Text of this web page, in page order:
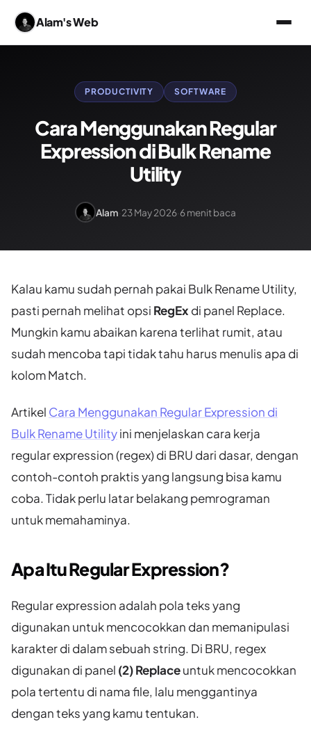
Alam's Web
PRODUCTIVITY SOFTWARE
Cara Menggunakan Regular
Expression di Bulk Rename
Utility
Alam 23 May 2026 6 menit baca
Kalau kamu sudah pernah pakai Bulk Rename Utility,
pasti pernah melihat opsi RegEx di panel Replace.
Mungkin kamu abaikan karena terlihat rumit, atau
sudah mencoba tapi tidak tahu harus menulis apa di
kolom Match.
Artikel Cara Menggunakan Regular Expression di
Bulk Rename Utilityini menjelaskan cara kerja
regular expression (regex) di BRU dari dasar, dengan
contoh-contoh praktis yang langsung bisa kamu
coba. Tidak perlu latar belakang pemrograman
untuk memahaminya.
Apa Itu Regular Expression?
Regular expression adalah pola teks yang
digunakan untuk mencocokkan dan memanipulasi
karakter di dalam sebuah string. Di BRU, regex
digunakan di panel (2) Replaceuntuk mencocokkan
pola tertentu di nama file, lalu menggantinya
dengan teks yang kamu tentukan.